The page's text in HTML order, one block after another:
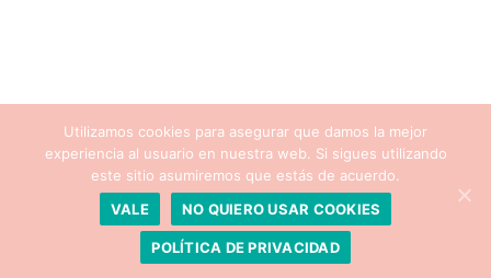
© 2011-2026 The Happy Day. Todos los derechos
reservados
Utilizamos cookies para asegurar que damos la mejor
experiencia al usuario en nuestra web. Si sigues utilizando
este sitio asumiremos que estás de acuerdo.
VALE
NO QUIERO USAR COOKIES
POLÍTICA DE PRIVACIDAD